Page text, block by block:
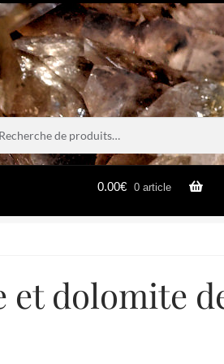
0.00€ 0 article
et dolomite